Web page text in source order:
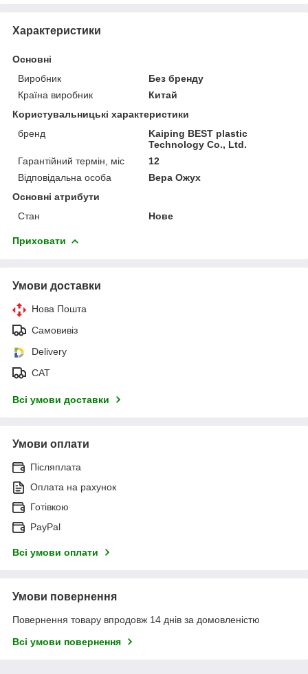
Характеристики
Основні
Виробник
Без бренду
Країна виробник
Китай
Користувальницькі характеристики
бренд
Kaiping BEST plastic
Technology Co., Ltd.
Гарантійний термін, міс
12
Відповідальна особа
Вера Ожух
Основні атрибути
Стан
Нове
Приховати
Умови доставки
Нова Пошта
Самовивіз
Delivery
САТ
Всі умови доставки
Умови оплати
Післяплата
Оплата на рахунок
Готівкою
PayPal
Всі умови оплати
Умови повернення
Повернення товару впродовж 14 днів за домовленістю
Всі умови повернення